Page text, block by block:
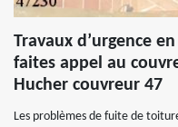
Travaux d’urgence
faites appel au
Hucher couvreur 47
Les problèmes de fuite de